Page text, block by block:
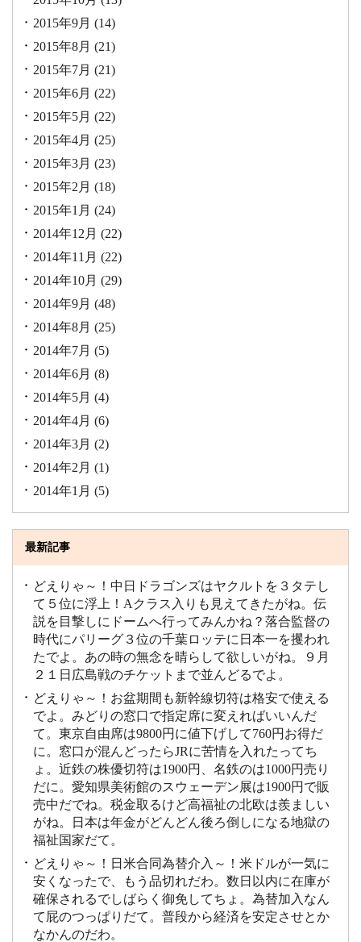
2015年9月 (14)
2015年8月 (21)
2015年7月 (21)
2015年6月 (22)
2015年5月 (22)
2015年4月 (25)
2015年3月 (23)
2015年2月 (18)
2015年1月 (24)
2014年12月 (22)
2014年11月 (22)
2014年10月 (29)
2014年9月 (48)
2014年8月 (25)
2014年7月 (5)
2014年6月 (8)
2014年5月 (4)
2014年4月 (6)
2014年3月 (2)
2014年2月 (1)
2014年1月 (5)
最新記事
どえりゃ～！中日ドラゴンズはヤクルトを３タテし
て５位に浮上！Aクラス入りも見えてきたがね。伝
説を目撃しにドームへ行ってみんかね？落合監督の
時代にパリーグ３位の千葉ロッテに日本一を攫われ
たでよ。あの時の無念を晴らして欲しいがね。９月
２１日広島戦のチケットまで並んどるでよ。
どえりゃ～！お盆期間も新幹線切符は格安で使える
でよ。みどりの窓口で指定席に変えればいいんだ
て。東京自由席は9800円に値下げして760円お得だ
に。窓口が混んどったらJRに苦情を入れたってち
ょ。近鉄の株優切符は1900円、名鉄のは1000円売り
だに。愛知県美術館のスウェーデン展は1900円で販
売中だでね。税金取るけど高福祉の北欧は羨ましい
がね。日本は年金がどんどん後ろ倒しになる地獄の
福祉国家だて。
どえりゃ～！日米合同為替介入～！米ドルが一気に
安くなったで、もう品切れだわ。数日以内に在庫が
確保されるでしばらく御免してちょ。為替加入なん
て屁のつっぱりだて。普段から経済を安定させとか
なかんのだわ。